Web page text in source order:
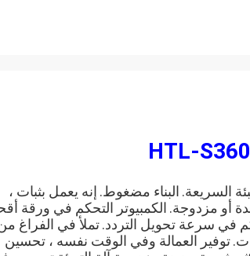
السريعة. البناء مضغوط. إنه يعمل بثبات ،
أو مزدوجة. الكمبيوتر التحكم في ورقة
في سرعة تحويل التردد.تملأ في الفراغ
توفير العمالة وفي الوقت نفسه ، تحسين